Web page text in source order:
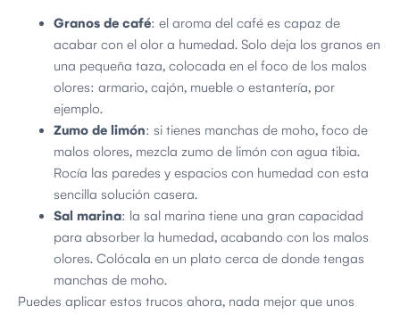
Granos de café: el aroma del café es capaz de
acabar con el olor a humedad. Solo deja los granos en
una pequeña taza, colocada en el foco de los malos
olores: armario, cajón, mueble o estantería, por
ejemplo.
Zumo de limón: si tienes manchas de moho, foco de
malos olores, mezcla zumo de limón con agua tibia.
Rocía las paredes y espacios con humedad con esta
sencilla solución casera.
Sal marina: la sal marina tiene una gran capacidad
para absorber la humedad, acabando con los malos
olores. Colócala en un plato cerca de donde tengas
manchas de moho.
Puedes aplicar estos trucos ahora, nada mejor que unos